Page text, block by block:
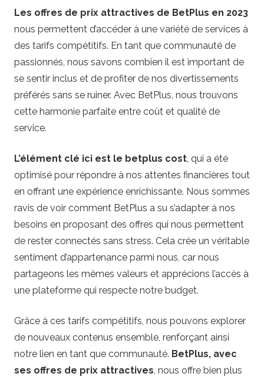
Les offres de prix attractives de BetPlus en 2023
nous permettent d’accéder à une variété de services à
des tarifs compétitifs. En tant que communauté de
passionnés, nous savons combien il est important de
se sentir inclus et de profiter de nos divertissements
préférés sans se ruiner. Avec BetPlus, nous trouvons
cette harmonie parfaite entre coût et qualité de
service.
L’élément clé ici est le betplus cost , qui a été
optimisé pour répondre à nos attentes financières tout
en offrant une expérience enrichissante. Nous sommes
ravis de voir comment BetPlus a su s’adapter à nos
besoins en proposant des offres qui nous permettent
de rester connectés sans stress. Cela crée un véritable
sentiment d’appartenance parmi nous, car nous
partageons les mêmes valeurs et apprécions l’accès à
une plateforme qui respecte notre budget.
Grâce à ces tarifs compétitifs, nous pouvons explorer
de nouveaux contenus ensemble, renforçant ainsi
notre lien en tant que communauté. BetPlus, avec
ses offres de prix attractives , nous offre bien plus